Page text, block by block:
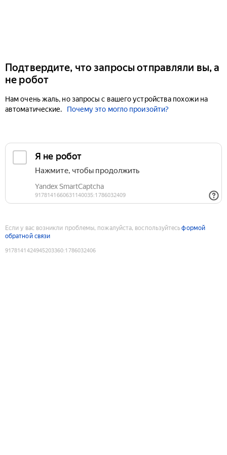
Подтвердите, что запросы отправляли вы, а
не робот
Нам очень жаль, но запросы с вашего устройства похожи на
автоматические.
Почему это могло произойти?
Если у вас возникли проблемы, пожалуйста, воспользуйтесьформой
обратной связи
9178141424945203360:1786032406